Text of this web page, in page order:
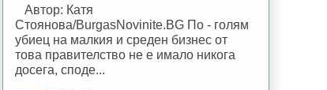
Автор: Катя
Стоянова/BurgasNovinite.BG По - голям
убиец на малкия и среден бизнес от
това правителство не е имало никога
досега, споде...